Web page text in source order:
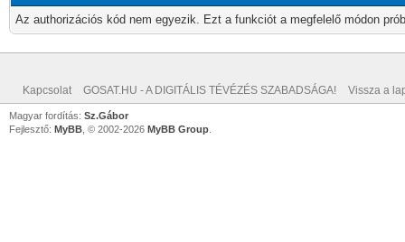
Az authorizációs kód nem egyezik. Ezt a funkciót a megfelelő módon
Kapcsolat GOSAT.HU - A DIGITÁLIS TÉVÉZÉS SZABADSÁGA! Vissza a
Magyar fordítás: Sz.Gábor
Fejlesztő: MyBB , © 2002-2026 MyBB Group